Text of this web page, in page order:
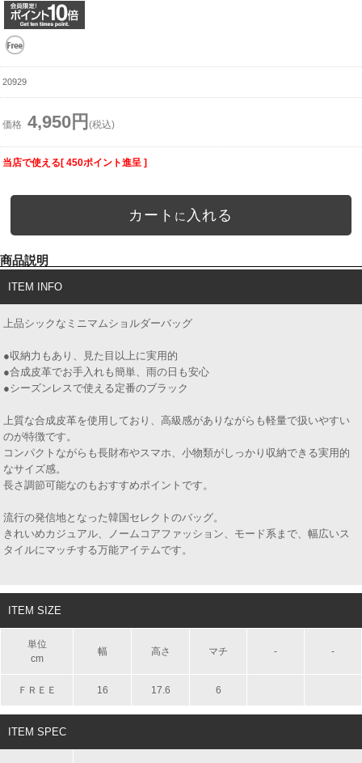
20929
価格 4,950円 (税込)
当店で使える[ 450ポイント進呈 ]
カート に 入れる
商品説明
ITEM INFO
上品シックなミニマムショルダーバッグ
●収納力もあり、見た目以上に実用的
●合成皮革でお手入れも簡単、雨の日も安心
●シーズンレスで使える定番のブラック
上質な合成皮革を使用しており、高級感がありながらも軽量で扱いやすい
のが特徴です。
コンパクトながらも長財布やスマホ、小物類がしっかり収納できる実用的
なサイズ感。
長さ調節可能なのもおすすめポイントです。
流行の発信地となった韓国セレクトのバッグ。
きれいめカジュアル、ノームコアファッション、モード系まで、幅広いス
タイルにマッチする万能アイテムです。
ITEM SIZE
単位
cm
幅 高さ マチ - -
ＦＲＥＥ 16 17.6 6
ITEM SPEC